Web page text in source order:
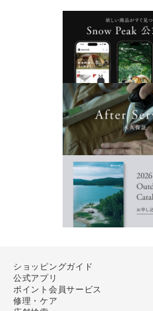
ショッピングガイド
公式アプリ
ポイント会員サービス
修理・ケア